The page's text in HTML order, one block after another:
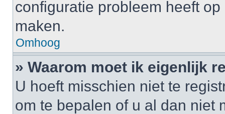
configuratie probleem heeft
maken.
Omhoog
» Waarom moet ik eigenlijk
U hoeft misschien niet te
om te bepalen of u al dan niet